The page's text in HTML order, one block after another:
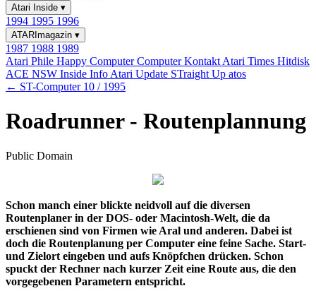
Atari Inside ▾
1994 1995 1996
ATARImagazin ▾
1987 1988 1989
Atari Phile Happy ComputerComputer Kontakt Atari Times Hitdisk
ACE NSW Inside Info Atari Update STraight Up atos
← ST-Computer 10 / 1995
Roadrunner - Routenplannung
Public Domain
Schon manch einer blickte neidvoll auf die diversen
Routenplaner in der DOS- oder Macintosh-Welt, die da
erschienen sind von Firmen wie Aral und anderen. Dabei ist
doch die Routenplanung per Computer eine feine Sache. Start-
und Zielort eingeben und aufs Knöpfchen drücken. Schon
spuckt der Rechner nach kurzer Zeit eine Route aus, die den
vorgegebenen Parametern entspricht.